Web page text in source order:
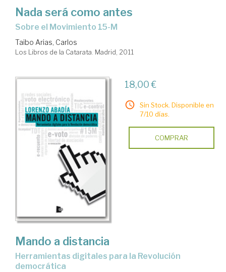
Nada será como antes
sobre el Movimiento 15-M
Taibo Arias, Carlos
Los Libros de la Catarata. Madrid, 2011
18,00 €
Sin Stock. Disponible en
7/10 días.
COMPRAR
Mando a distancia
herramientas digitales para la Revolución
democrática